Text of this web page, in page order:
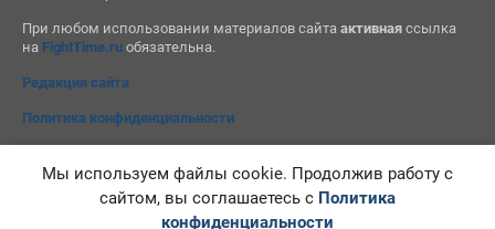
При любом использовании материалов сайта активнаяссылка
на FightTime.ruобязательна.
Редакция сайта
Политика конфиденциальности
Мы используем файлы cookie. Продолжив работу с
сайтом, вы соглашаетесь с Политика
конфиденциальности